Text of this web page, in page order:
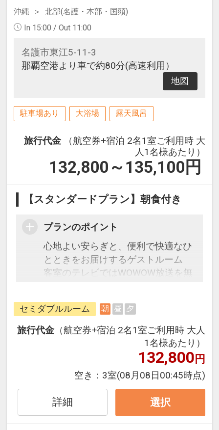
沖縄
北部(名護・本部・国頭)
In 15:00 / Out 11:00
名護市東江5-11-3
那覇空港より車で約80分(高速利用）
地図
駐車場あり 大浴場 露天風呂
旅行代金
（航空券+宿泊 2名1室ご利用時 大
人1名様あたり）
132,800～135,100 円
【スタンダードプラン】朝食付き
プランのポイント
心地よい安らぎと、便利で快適なひ
とときをお届けするゲストルーム
客室のテレビではWOWOW放送を無
朝食は和洋食の無料バイキング。そ
の土地ならではの食材や、郷土料理
などのご当地メニューもあります。
・9階露天人口ラジウム温泉大浴場
（15:00～翌2:00・5:00～10:00）
・ロビーにてホットコーヒーサービ
ス（15:00から22:00・6:30～10:00
セミダブルルーム 朝 昼 夕
旅行代金 （航空券+宿泊 2名1室ご利用時 大人
1名様あたり）
132,800円
空き： 3室(08月08日00:45時点)
詳細 選択